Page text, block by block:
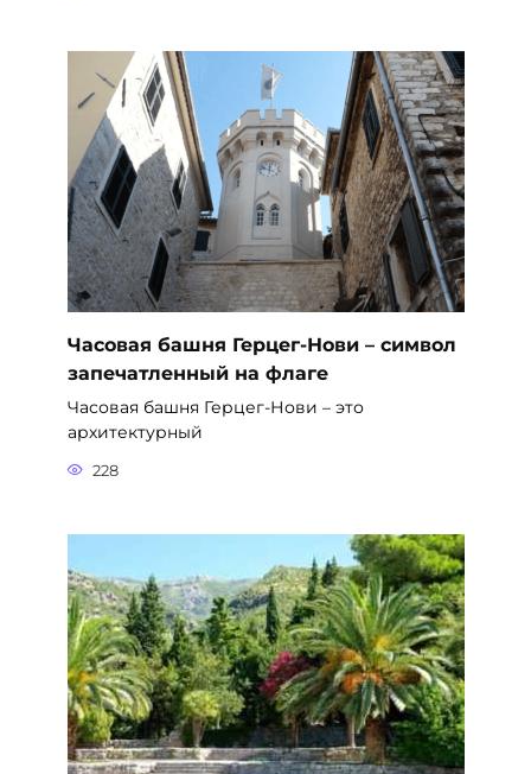
Часовая башня Герцег-Нови – символ
запечатленный на флаге
Часовая башня Герцег-Нови – это
архитектурный
228